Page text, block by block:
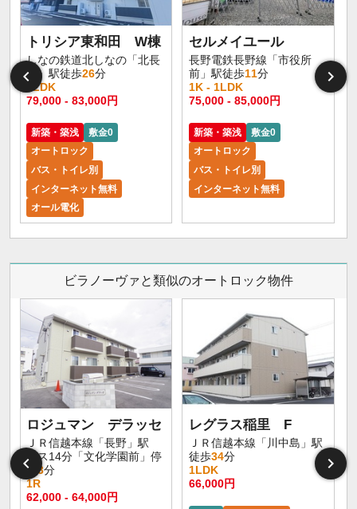
トリシア東和田 W棟
しなの鉄道北しなの「北長
野」駅徒歩26分
1LDK
79,000 - 83,000円
新築・築浅
敷金0
オートロック
バス・トイレ別
インターネット無料
オール電化
セルメイユール
長野電鉄長野線「市役所
前」駅徒歩11分
1K - 1LDK
75,000 - 85,000円
新築・築浅
敷金0
オートロック
バス・トイレ別
インターネット無料
ビラノーヴァと類似のオートロック物件
ロジュマン デラッセ
ＪＲ信越本線「長野」駅
バス14分「文化学園前」停
歩 3分
1R
62,000 - 64,000円
レグラス稲里 F
ＪＲ信越本線「川中島」駅
徒歩34分
1LDK
66,000円